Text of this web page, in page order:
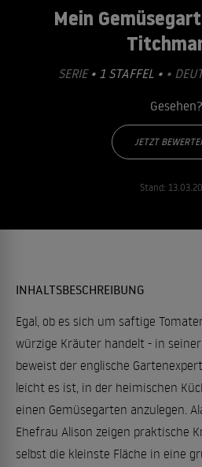
Mein
SERIE • 1 STAFFEL • •
Gesehen?
JETZT
Stand:
INHALTSBESCHREIBUNG
Egal, ob es sich um saftige
würzige Kräuter handelt - in
beweist der englische
leicht es ist, in der heimischen
einen Gemüsegarten anzulegen.
Ehefrau Alison zeigen praktische
selbst die kleinste Fläche in eine